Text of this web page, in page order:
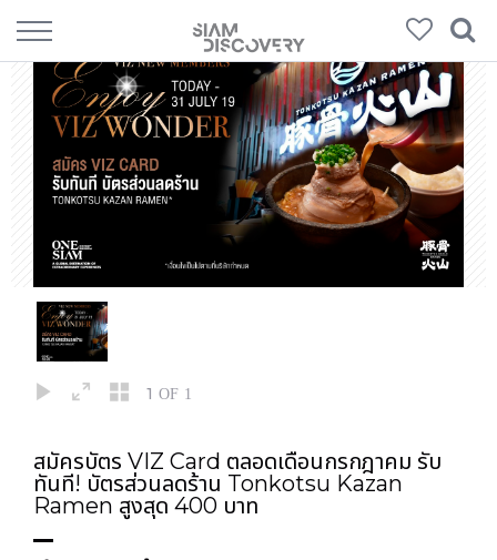
1 OF 1
สมัครบัตร VIZ Card ตลอดเดือนกรกฎาคม รับ
ทันที! บัตรส่วนลดร้าน Tonkotsu Kazan
Ramen สูงสุด 400 บาท